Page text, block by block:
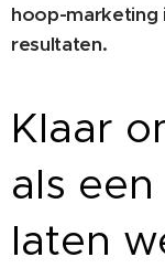
hoop-marketing
resultaten.
Klaar
als
laten